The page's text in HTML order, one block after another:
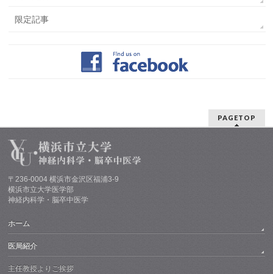
限定記事
PAGETOP
〒236-0004 横浜市金沢区福浦3-9
横浜市立大学医学部
神経内科学・脳卒中医学
ホーム
医局紹介
主任教授よりご挨拶